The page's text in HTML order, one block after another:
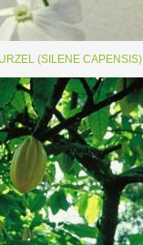
(SILENE CAPENSIS)